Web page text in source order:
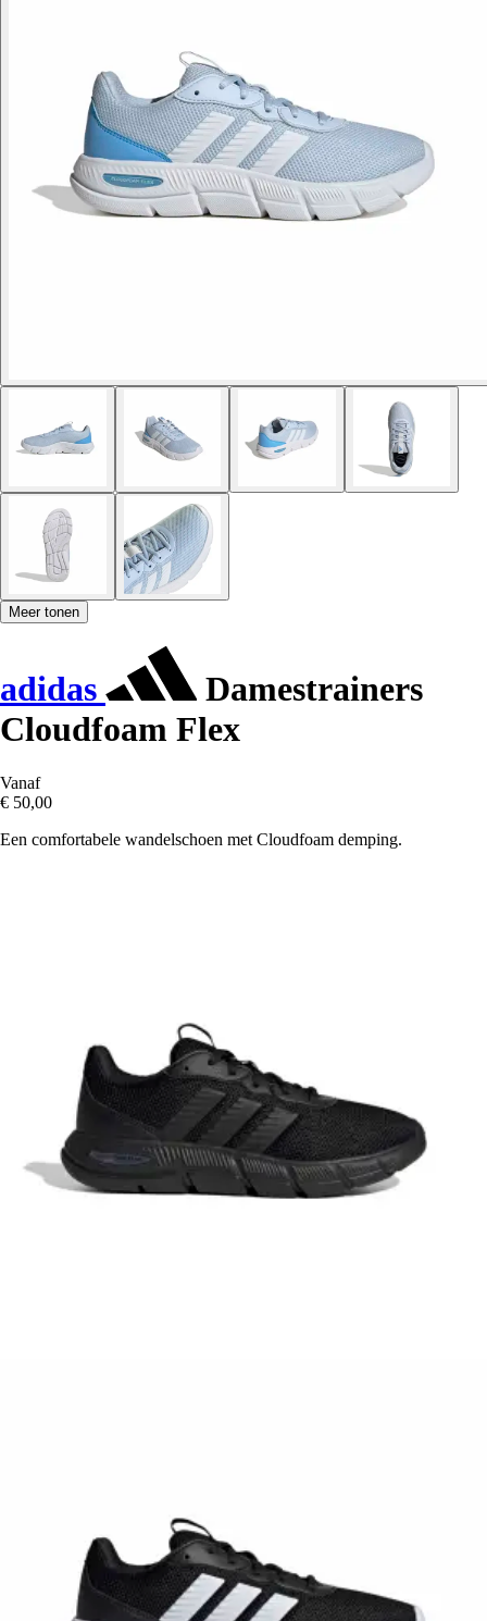
Meer tonen
adidas
Damestrainers
Cloudfoam Flex
Vanaf
€ 50,00
Een comfortabele wandelschoen met Cloudfoam demping.